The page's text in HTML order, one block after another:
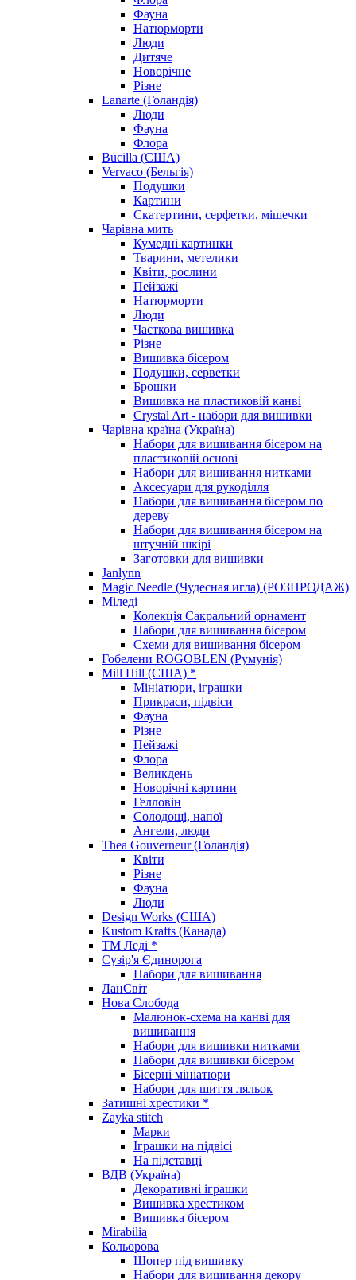
Фауна
Натюрморти
Люди
Дитяче
Новорічне
Різне
Lanarte (Голандія)
Люди
Фауна
Флора
Bucilla (США)
Vervaco (Бельгія)
Подушки
Картини
Скатертини, серфетки, мішечки
Чарiвна мить
Кумедні картинки
Тварини, метелики
Квіти, рослини
Пейзажі
Натюрморти
Люди
Часткова вишивка
Різне
Вишивка бісером
Подушки, серветки
Брошки
Вишивка на пластиковій канві
Crystal Art - набори для вишивки
Чарівна країна (Україна)
Набори для вишивання бісером на
пластиковій основі
Набори для вишивання нитками
Аксесуари для рукоділля
Набори для вишивання бісером по
дереву
Набори для вишивання бісером на
штучній шкірі
Заготовки для вишивки
Janlynn
Magic Needle (Чудесная игла) (РОЗПРОДАЖ)
Міледі
Колекція Сакральний орнамент
Набори для вишивання бісером
Схеми для вишивання бісером
Гобелени ROGOBLEN (Румунія)
Mill Hill (США) *
Мініатюри, іграшки
Прикраси, підвіси
Фауна
Різне
Пейзажі
Флора
Великдень
Новорічні картини
Гелловін
Солодощі, напої
Ангели, люди
Thea Gouverneur (Голандія)
Квіти
Різне
Фауна
Люди
Design Works (США)
Kustom Krafts (Канада)
ТМ Леді *
Сузір'я Єдинорога
Набори для вишивання
ЛанСвіт
Нова Слобода
Малюнок-схема на канві для
вишивання
Набори для вишивки нитками
Набори для вишивки бісером
Бісерні мініатюри
Набори для шиття ляльок
Затишні хрестики *
Zayka stitch
Марки
Іграшки на підвісі
На підставці
ВДВ (Україна)
Декоративні іграшки
Вишивка хрестиком
Вишивка бісером
Mirabilia
Кольорова
Шопер під вишивку
Набори для вишивання декору